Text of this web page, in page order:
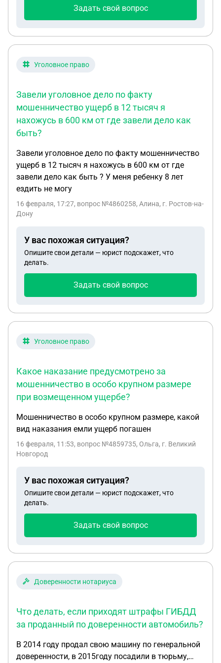
чтотнибуть? Сохранится ли об этом сообщение на
авторизация на госуслугах для того что бы что то
обращение или еще что то? И сохранится ли об
Задать свой вопрос
Уголовное право
Завели уголовное дело по факту
мошенничество ущерб в 12 тысяч я
нахожусь в 600 км от где завели дело как
быть?
Завели уголовное дело по факту мошенничество
ущерб в 12 тысяч я нахожусь в 600 км от где
завели дело как быть ? У меня ребенку 8 лет
ездить не могу
16 февраля, 17:27, вопрос №4860258, Алина, г. Ростов-на-
Дону
У вас похожая ситуация?
Опишите свои детали — юрист подскажет, что
делать.
Задать свой вопрос
Уголовное право
Какое наказание предусмотрено за
мошенничество в особо крупном размере
при возмещенном ущербе?
Мошенничество в особо крупном размере, какой
вид наказания емли ущерб погашен
16 февраля, 11:53, вопрос №4859735, Ольга, г. Великий
Новгород
У вас похожая ситуация?
Опишите свои детали — юрист подскажет, что
делать.
Задать свой вопрос
Доверенности нотариуса
Что делать, если приходят штрафы ГИБДД
за проданный по доверенности автомобиль?
В 2014 году продал свою машину по генеральной
доверенности, в 2015году посадили в тюрьму,